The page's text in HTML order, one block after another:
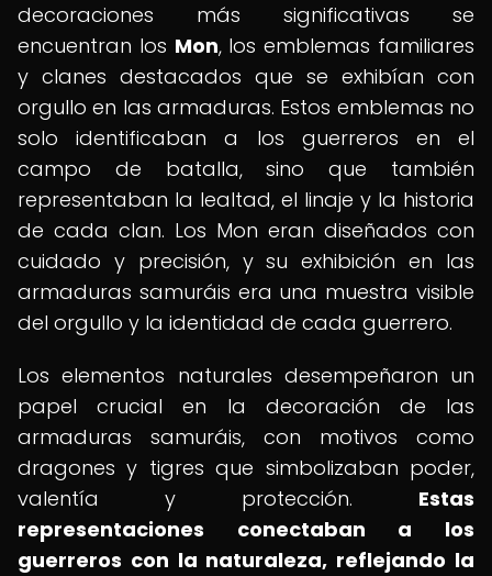
decoraciones más significativas se
encuentran los Mon, los emblemas familiares
y clanes destacados que se exhibían con
orgullo en las armaduras. Estos emblemas no
solo identificaban a los guerreros en el
campo de batalla, sino que también
representaban la lealtad, el linaje y la historia
de cada clan. Los Mon eran diseñados con
cuidado y precisión, y su exhibición en las
armaduras samuráis era una muestra visible
del orgullo y la identidad de cada guerrero.
Los elementos naturales desempeñaron un
papel crucial en la decoración de las
armaduras samuráis, con motivos como
dragones y tigres que simbolizaban poder,
valentía y protección. Estas
representaciones conectaban a los
guerreros con la naturaleza, reflejando la